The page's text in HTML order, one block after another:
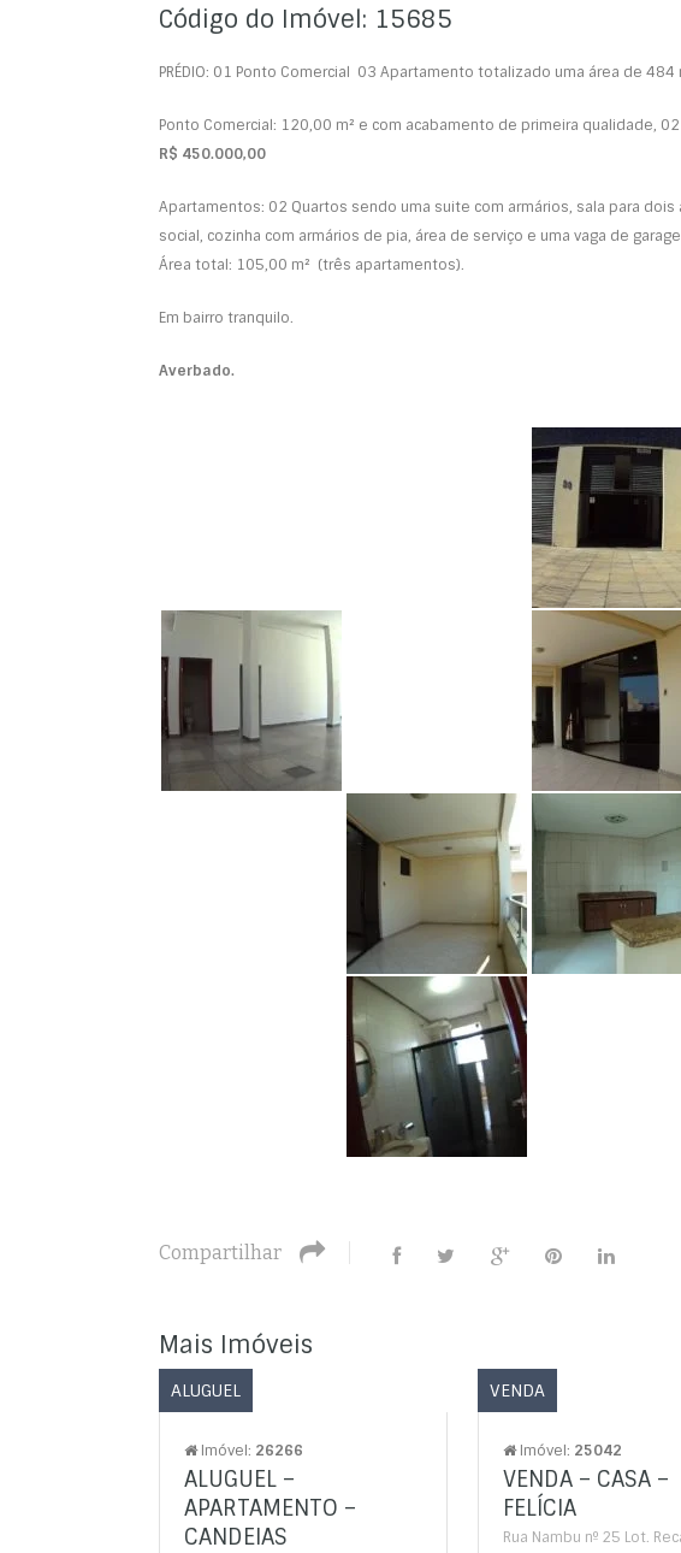
Código do Imóvel: 15685
PRÉDIO: 01 Ponto Comercial 03 Apartamento totalizado uma área de 484
Ponto Comercial: 120,00 m² e com acabamento de primeira qualidade,
R$ 450.000,00
Apartamentos: 02 Quartos sendo uma suite com armários, sala para
social, cozinha com armários de pia, área de serviço e uma vaga de
Área total: 105,00 m² (três apartamentos).
Em bairro tranquilo.
Averbado.
Compartilhar
Mais Imóveis
ALUGUEL
Imóvel: 26266
ALUGUEL –
APARTAMENTO –
CANDEIAS
VENDA
Imóvel: 25042
VENDA – CASA –
FELÍCIA
Rua Nambu nº 25 Lot.